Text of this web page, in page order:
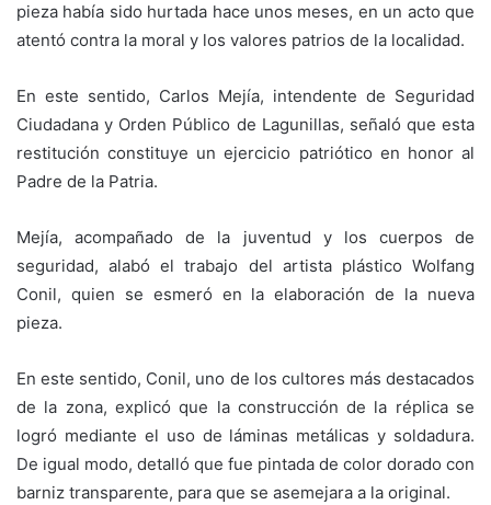
pieza había sido hurtada hace unos meses, en un acto que
atentó contra la moral y los valores patrios de la localidad.
En este sentido, Carlos Mejía, intendente de Seguridad
Ciudadana y Orden Público de Lagunillas, señaló que esta
restitución constituye un ejercicio patriótico en honor al
Padre de la Patria.
Mejía, acompañado de la juventud y los cuerpos de
seguridad, alabó el trabajo del artista plástico Wolfang
Conil, quien se esmeró en la elaboración de la nueva
pieza.
En este sentido, Conil, uno de los cultores más destacados
de la zona, explicó que la construcción de la réplica se
logró mediante el uso de láminas metálicas y soldadura.
De igual modo, detalló que fue pintada de color dorado con
barniz transparente, para que se asemejara a la original.